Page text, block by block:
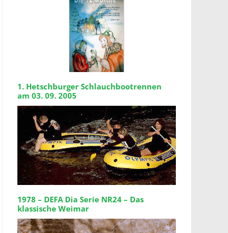
1. Hetschburger Schlauchbootrennen
am 03. 09. 2005
1978 – DEFA Dia Serie NR24 – Das
klassische Weimar